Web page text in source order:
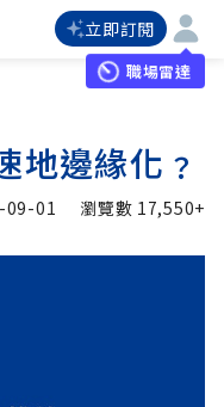
立即訂閱
職場雷達
地邊緣化﹖
09-01 瀏覽數 17,550+